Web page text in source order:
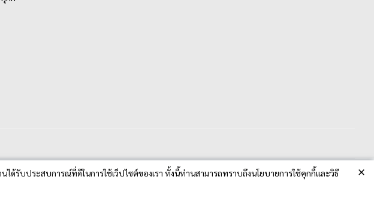
รับประสบการณ์ที่ดีในการใช้เว็ปไซต์ของเรา ทั้งนี้ท่านสามารถทราบถึงนโยบายการใช้คุกกี้และวิธี
×